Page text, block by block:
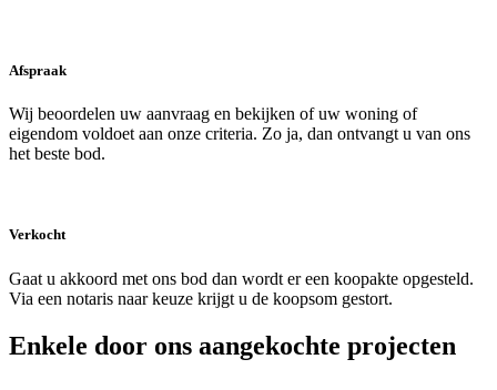
Afspraak
Wij beoordelen uw aanvraag en bekijken of uw woning of
eigendom voldoet aan onze criteria. Zo ja, dan ontvangt u van ons
het beste bod.
Verkocht
Gaat u akkoord met ons bod dan wordt er een koopakte opgesteld.
Via een notaris naar keuze krijgt u de koopsom gestort.
Enkele door ons aangekochte projecten